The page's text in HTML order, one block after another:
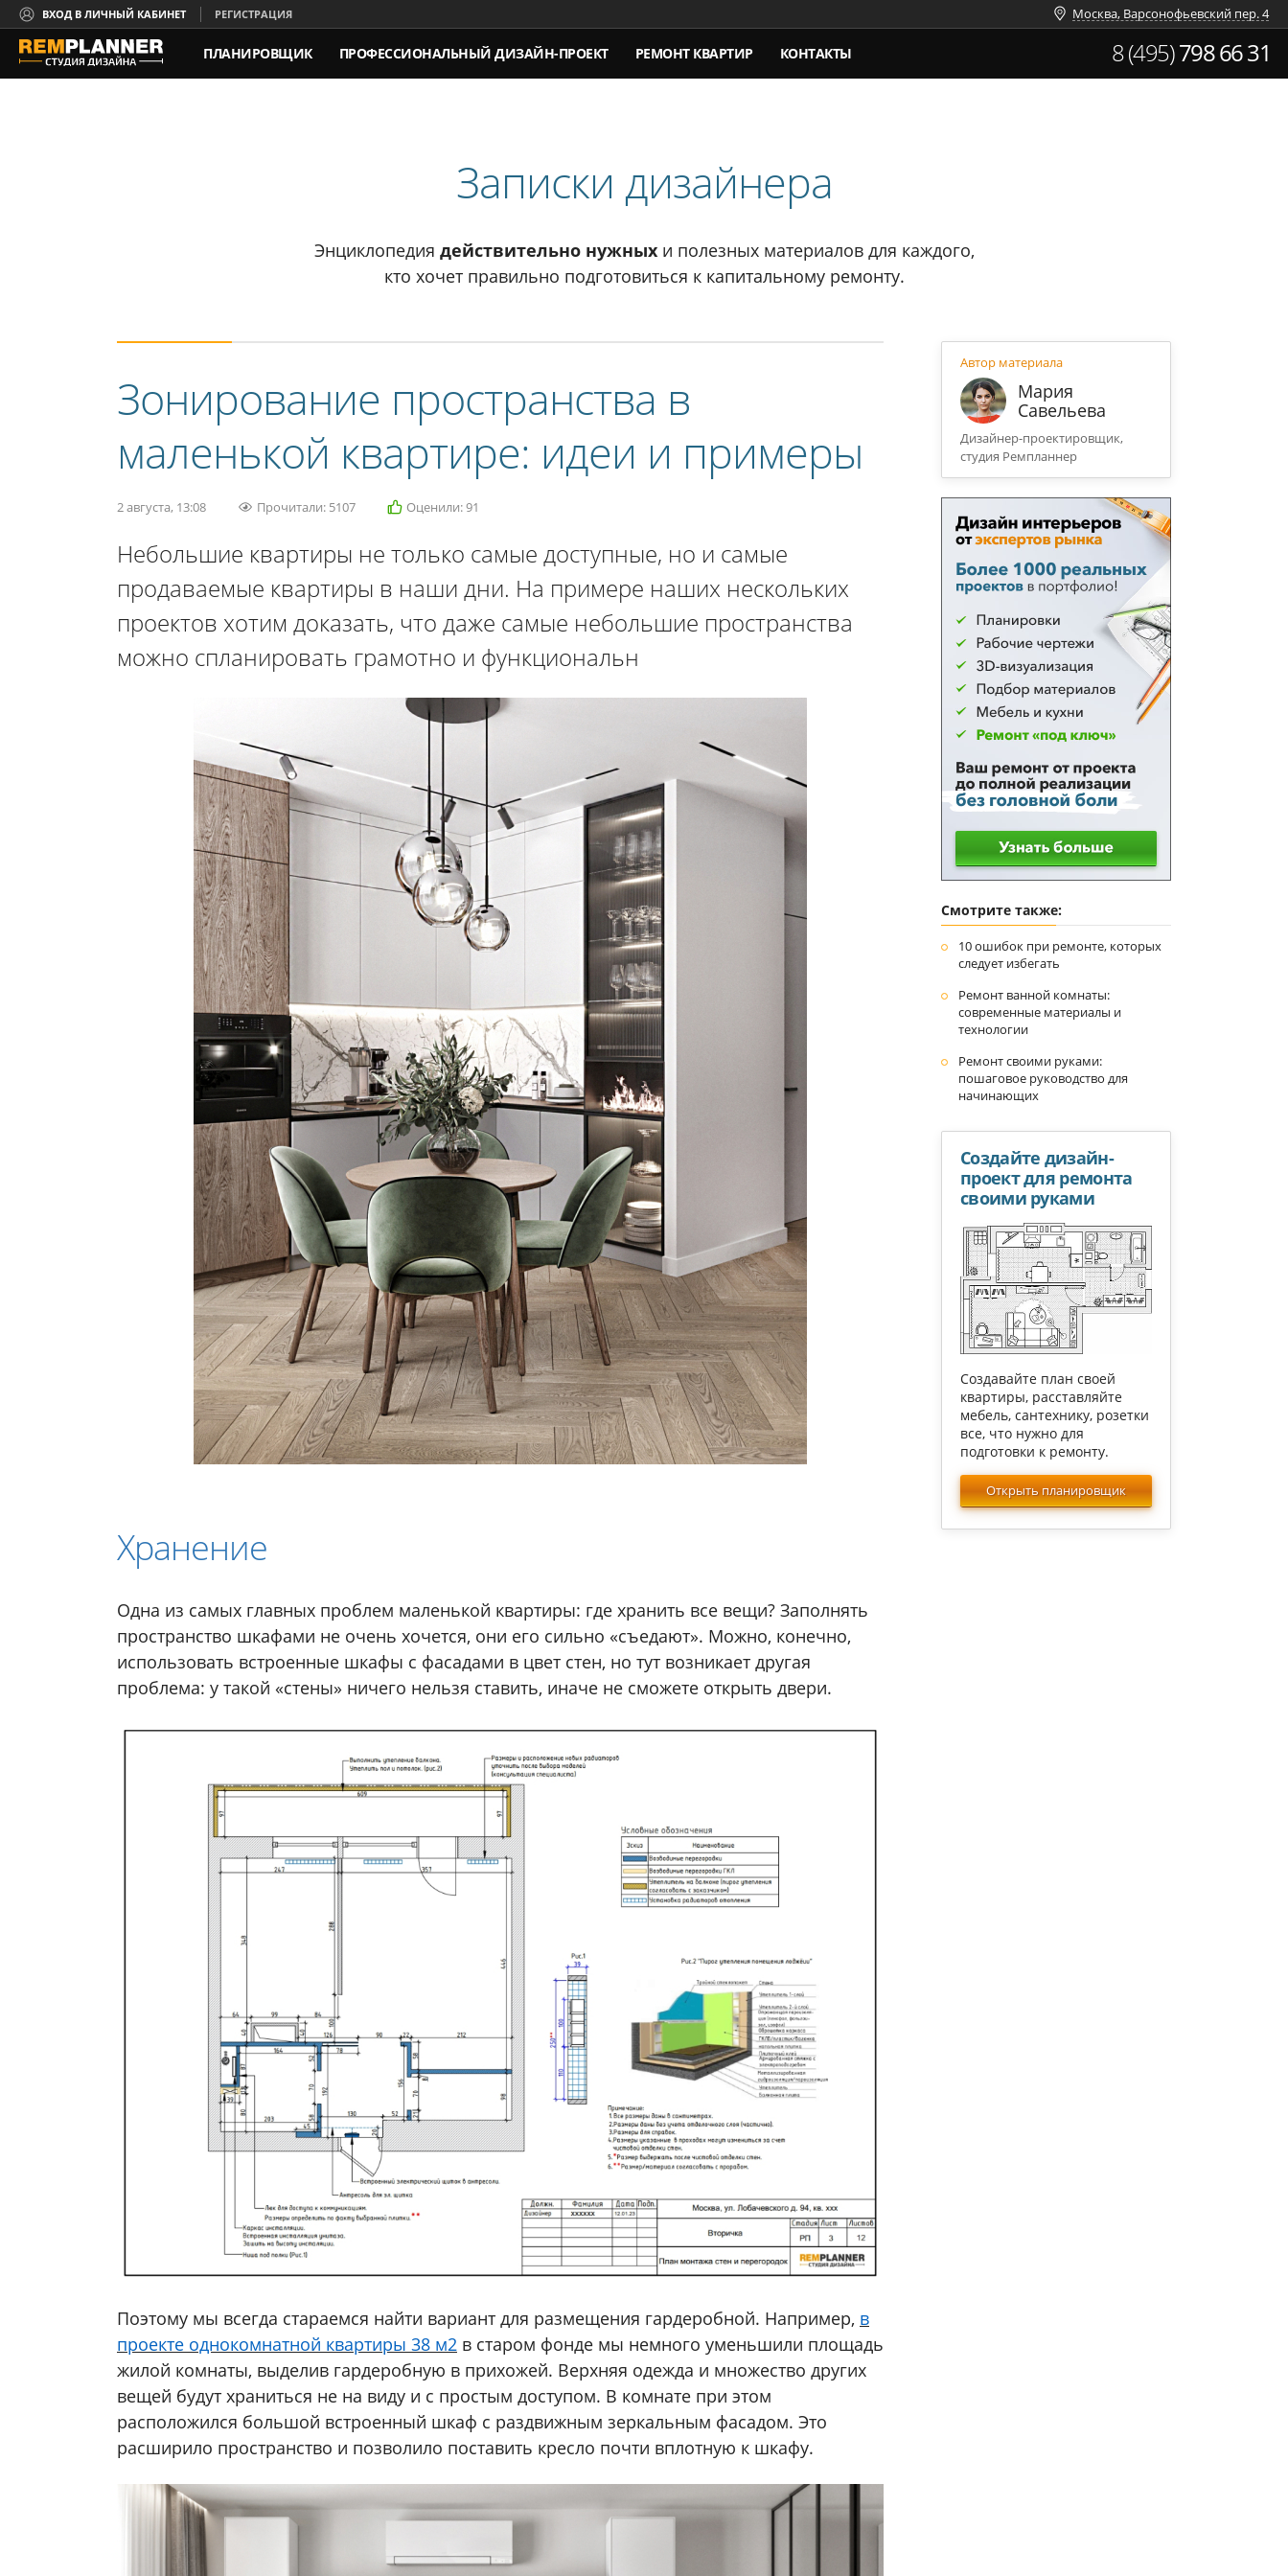
ВХОД В ЛИЧНЫЙ КАБИНЕТ РЕГИСТРАЦИЯ Москва, Варсонофьевский пер. 4
8 (495)798 66 31
ПЛАНИРОВЩИК ПРОФЕССИОНАЛЬНЫЙ ДИЗАЙН-ПРОЕКТ РЕМОНТ КВАРТИР КОНТАКТЫ
Записки дизайнера
Энциклопедия действительно нужныхи полезных материалов для каждого,
кто хочет правильно подготовиться к капитальному ремонту.
Зонирование пространства в
маленькой квартире: идеи и примеры
2 августа, 13:08 Прочитали: 5107 Оценили: 91
Небольшие квартиры не только самые доступные, но и самые
продаваемые квартиры в наши дни. На примере наших нескольких
проектов хотим доказать, что даже самые небольшие пространства
можно спланировать грамотно и функциональн
Хранение
Одна из самых главных проблем маленькой квартиры: где хранить все вещи? Заполнять
пространство шкафами не очень хочется, они его сильно «съедают». Можно, конечно,
использовать встроенные шкафы с фасадами в цвет стен, но тут возникает другая
проблема: у такой «стены» ничего нельзя ставить, иначе не сможете открыть двери.
Поэтому мы всегда стараемся найти вариант для размещения гардеробной. Например, в
проекте однокомнатной квартиры 38 м2 в старом фонде мы немного уменьшили площадь
жилой комнаты, выделив гардеробную в прихожей. Верхняя одежда и множество других
вещей будут храниться не на виду и с простым доступом. В комнате при этом
расположился большой встроенный шкаф с раздвижным зеркальным фасадом. Это
расширило пространство и позволило поставить кресло почти вплотную к шкафу.
Автор материала
Мария
Савельева
Дизайнер-проектировщик,
студия Ремпланнер
Смотрите также:
10 ошибок при ремонте, которых
следует избегать
Ремонт ванной комнаты:
современные материалы и
технологии
Ремонт своими руками:
пошаговое руководство для
начинающих
Создайте дизайн-
проект для ремонта
своими руками
Создавайте план своей
квартиры, расставляйте
мебель, сантехнику, розетки
все, что нужно для
подготовки к ремонту.
Открыть планировщик